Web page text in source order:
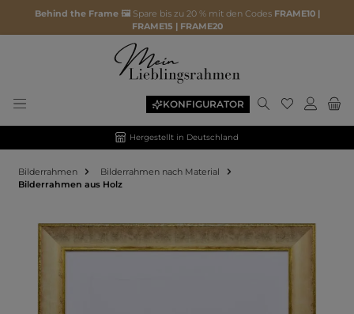
Behind the Frame 🖼️ Spare bis zu 20 % mit den Codes FRAME10 |
FRAME15 | FRAME20
KONFIGURATOR
Hergestellt in Deutschland
Bilderrahmen
Bilderrahmen nach Material
Bilderrahmen aus Holz
Bildergalerie überspringen